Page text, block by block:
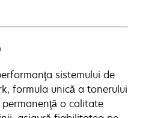
sistemului de
formula unică a tonerului
o calitate